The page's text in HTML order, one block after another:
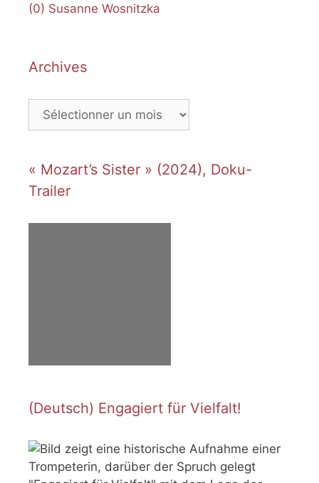
(0) Susanne Wosnitzka
Archives
Archives
« Mozart’s Sister » (2024), Doku-
Trailer
(Deutsch) Engagiert für Vielfalt!